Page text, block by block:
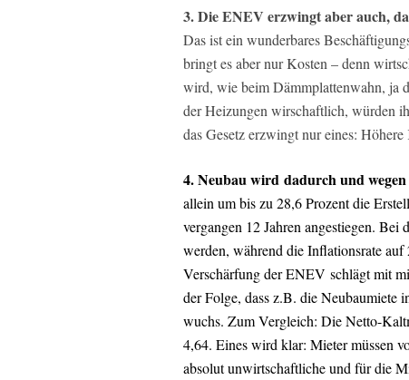
3. Die ENEV erzwingt aber auch,
Das ist ein wunderbares
bringt es aber nur Kosten – denn
wird, wie beim Dämmplattenwahn, ja
der Heizungen wirschaftlich, würden
das Gesetz erzwingt nur eines:
4. Neubau wird dadurch und
allein um bis zu 28,6 Prozent die
vergangen 12 Jahren angestiegen.
werden, während die Inflationsrate
Verschärfung der ENEV schlägt mit
der Folge, dass z.B. die Neubaumiete
wuchs. Zum Vergleich: Die Netto-
4,64. Eines wird klar: Mieter müssen
absolut unwirtschaftliche und für die